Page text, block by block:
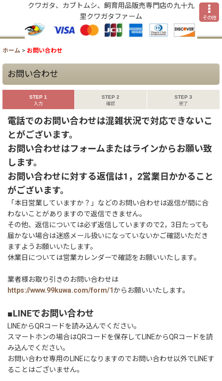
クワガタ、カブトムシ、飼育用品販売専門店の九十九
里クワガタファーム
その他
ホーム > お問い合わせ
お問い合わせ
STEP 1
入力
STEP 2
確認
STEP 3
完了
電話でのお問い合わせは混雑状況で対応できないこ
とがございます。
お問い合わせはフォームまたはラインからお願い致
します。
お問い合わせに対する返信は1，2営業日かかること
がございます。
「本日営業していますか？」などのお問い合わせは返信が間に合
わないことがありますので返信できません。
その他、返信については必ず返信していますので2，3日たっても
届かない場合は迷惑メール扱いになっていないかご確認いただき
ますようお願いいたします。
休業日については営業カレンダーで確認をお願いいたします。
業者様お取り引きのお問い合わせは
https://www.99kuwa.com/form/1からお願いいたします。
■LINEでお問い合わせ
LINEからQRコードを読み込んでください。
スマートホンの場合はQRコードを保存してLINEからQRコードを読
み込んでください。
お問い合わせ専用のLINEになりますのでお問い合わせ以外でLINEす
ることはございません。